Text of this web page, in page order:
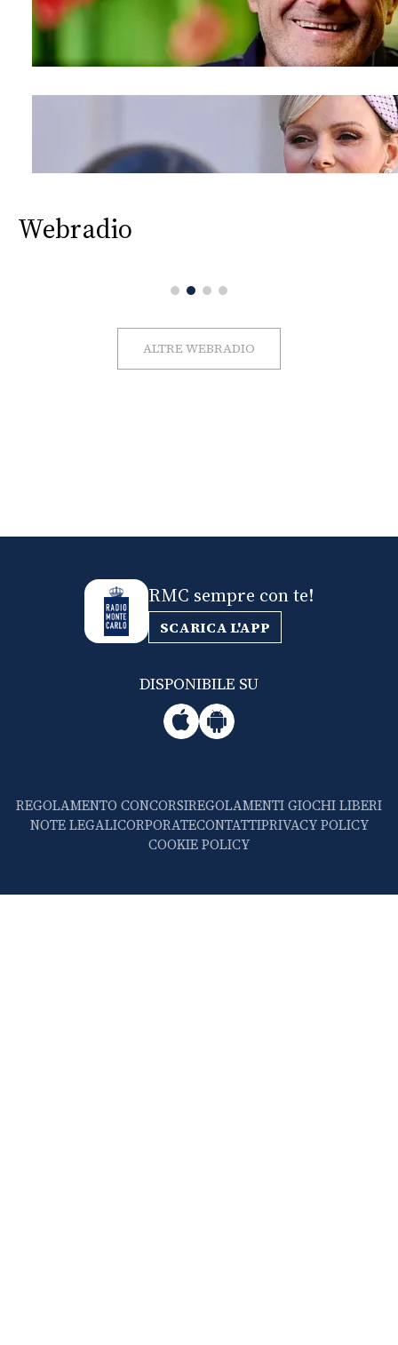
Webradio
ALTRE WEBRADIO
RMC sempre con te!
SCARICA L'APP
DISPONIBILE SU
REGOLAMENTO CONCORSIREGOLAMENTI GIOCHI LIBERI
NOTE LEGALICORPORATECONTATTIPRIVACY POLICY
COOKIE POLICY